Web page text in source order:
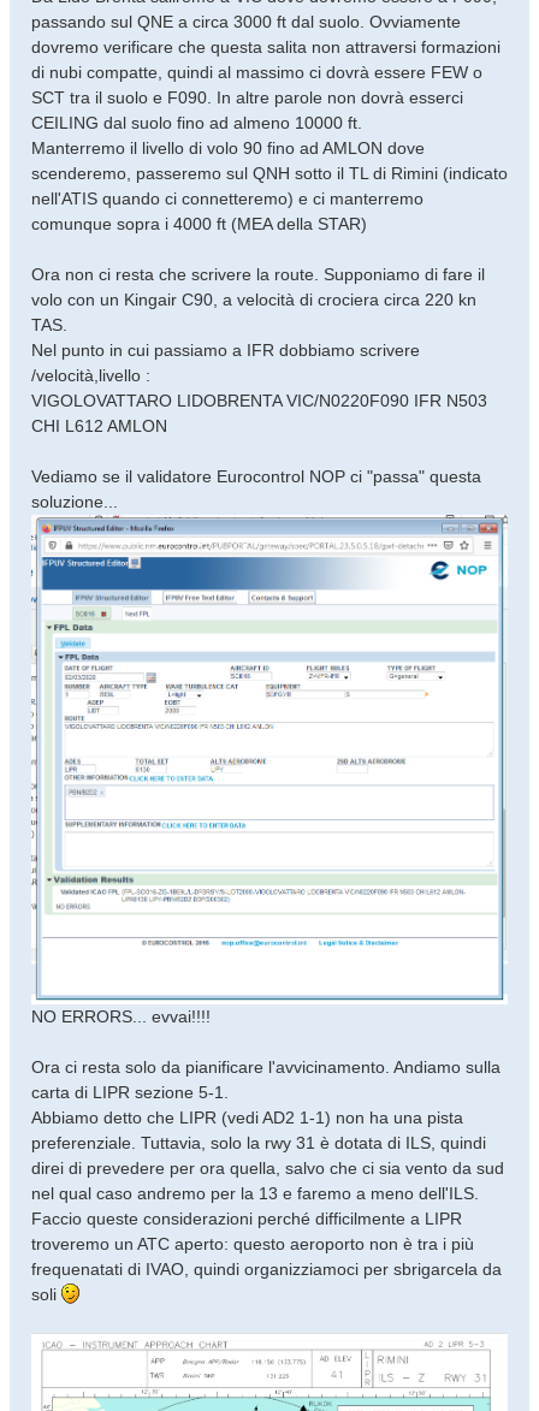
passando sul QNE a circa 3000 ft dal suolo. Ovviamente
dovremo verificare che questa salita non attraversi formazioni
di nubi compatte, quindi al massimo ci dovrà essere FEW o
SCT tra il suolo e F090. In altre parole non dovrà esserci
CEILING dal suolo fino ad almeno 10000 ft.
Manterremo il livello di volo 90 fino ad AMLON dove
scenderemo, passeremo sul QNH sotto il TL di Rimini (indicato
nell'ATIS quando ci connetteremo) e ci manterremo
comunque sopra i 4000 ft (MEA della STAR)
Ora non ci resta che scrivere la route. Supponiamo di fare il
volo con un Kingair C90, a velocità di crociera circa 220 kn
TAS.
Nel punto in cui passiamo a IFR dobbiamo scrivere
/velocità,livello :
VIGOLOVATTARO LIDOBRENTA VIC/N0220F090 IFR N503
CHI L612 AMLON
Vediamo se il validatore Eurocontrol NOP ci "passa" questa
soluzione...
NO ERRORS... evvai!!!!
Ora ci resta solo da pianificare l'avvicinamento. Andiamo sulla
carta di LIPR sezione 5-1.
Abbiamo detto che LIPR (vedi AD2 1-1) non ha una pista
preferenziale. Tuttavia, solo la rwy 31 è dotata di ILS, quindi
direi di prevedere per ora quella, salvo che ci sia vento da sud
nel qual caso andremo per la 13 e faremo a meno dell'ILS.
Faccio queste considerazioni perché difficilmente a LIPR
troveremo un ATC aperto: questo aeroporto non è tra i più
frequenatati di IVAO, quindi organizziamoci per sbrigarcela da
soli